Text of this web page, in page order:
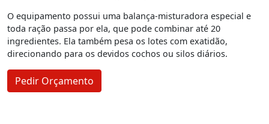
O equipamento possui uma balança-misturadora especial e
toda ração passa por ela, que pode combinar até 20
ingredientes. Ela também pesa os lotes com exatidão,
direcionando para os devidos cochos ou silos diários.
Pedir Orçamento